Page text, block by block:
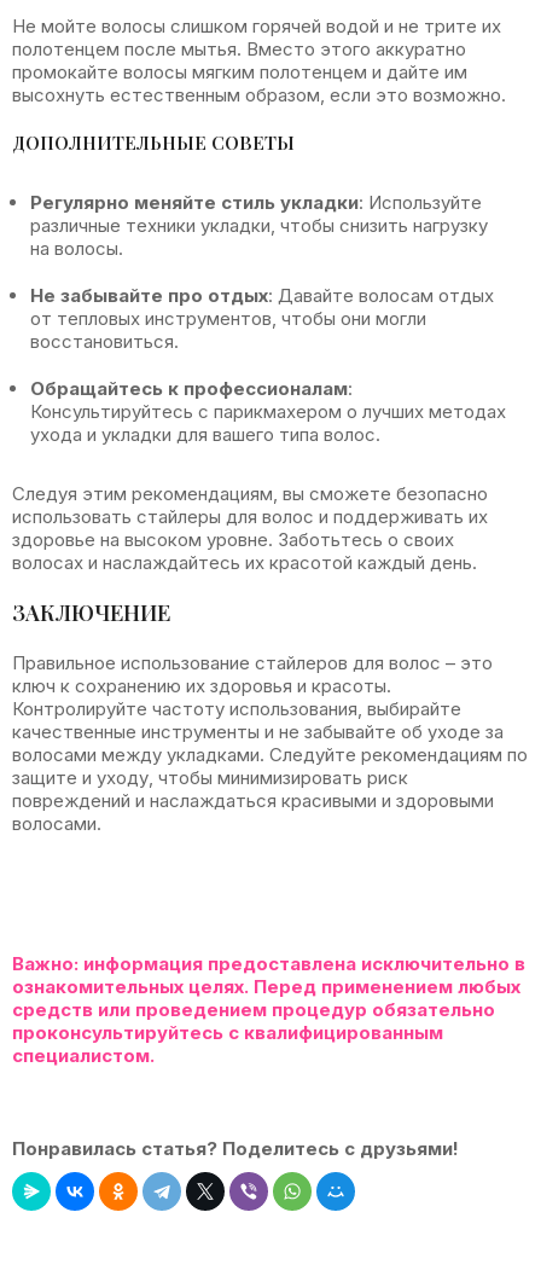
Не мойте волосы слишком горячей водой и не трите их
полотенцем после мытья. Вместо этого аккуратно
промокайте волосы мягким полотенцем и дайте им
высохнуть естественным образом, если это возможно.
ДОПОЛНИТЕЛЬНЫЕ СОВЕТЫ
Регулярно меняйте стиль укладки: Используйте
различные техники укладки, чтобы снизить нагрузку
на волосы.
Не забывайте про отдых: Давайте волосам отдых
от тепловых инструментов, чтобы они могли
восстановиться.
Обращайтесь к профессионалам:
Консультируйтесь с парикмахером о лучших методах
ухода и укладки для вашего типа волос.
Следуя этим рекомендациям, вы сможете безопасно
использовать стайлеры для волос и поддерживать их
здоровье на высоком уровне. Заботьтесь о своих
волосах и наслаждайтесь их красотой каждый день.
ЗАКЛЮЧЕНИЕ
Правильное использование стайлеров для волос – это
ключ к сохранению их здоровья и красоты.
Контролируйте частоту использования, выбирайте
качественные инструменты и не забывайте об уходе за
волосами между укладками. Следуйте рекомендациям по
защите и уходу, чтобы минимизировать риск
повреждений и наслаждаться красивыми и здоровыми
волосами.
Важно: информация предоставлена исключительно в
ознакомительных целях. Перед применением любых
средств или проведением процедур обязательно
проконсультируйтесь с квалифицированным
специалистом.
Понравилась статья? Поделитесь с друзьями!